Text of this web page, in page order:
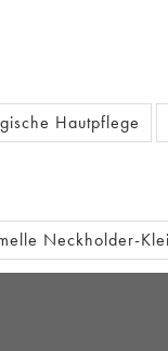
Hautpflege
Neckholder-